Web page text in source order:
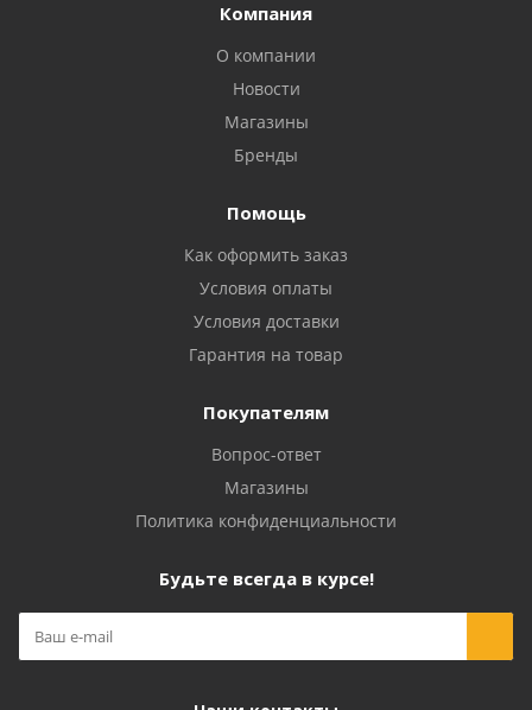
Компания
О компании
Новости
Магазины
Бренды
Помощь
Как оформить заказ
Условия оплаты
Условия доставки
Гарантия на товар
Покупателям
Вопрос-ответ
Магазины
Политика конфиденциальности
Будьте всегда в курсе!